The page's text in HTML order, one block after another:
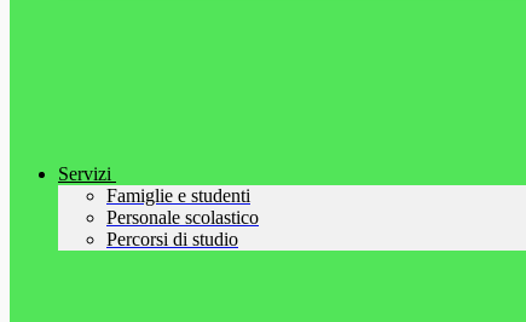
Servizi
Famiglie e studenti
Personale scolastico
Percorsi di studio